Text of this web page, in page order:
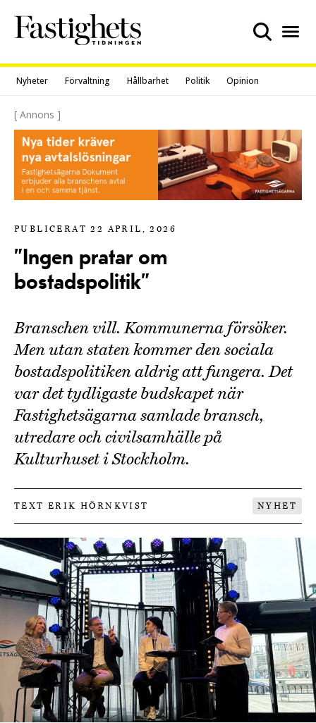
content
Nyheter Förvaltning Hållbarhet Politik Opinion
[ Annons ]
PUBLICERAT 22 APRIL, 2026
”Ingen pratar om
bostadspolitik”
Branschen vill. Kommunerna försöker.
Men utan staten kommer den sociala
bostadspolitiken aldrig att fungera. Det
var det tydligaste budskapet när
Fastighetsägarna samlade bransch,
utredare och civilsamhälle på
Kulturhuset i Stockholm.
TEXT ERIK HÖRNKVIST NYHET